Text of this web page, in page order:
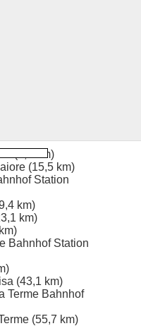
(3,6 km)
(15,5 km)
Station
km)
km)
Bahnhof Station
(43,1 km)
Terme Bahnhof
(55,7 km)